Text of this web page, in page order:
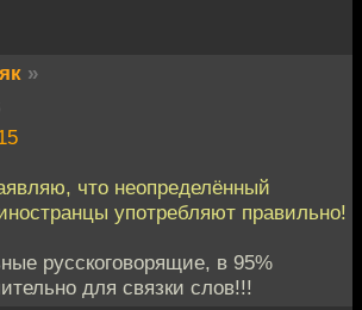
»
что неопределённый
употребляют правильно!
русскоговорящие, в 95%
для связки слов!!!